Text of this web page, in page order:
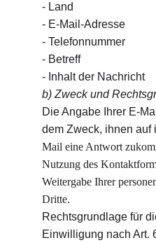
- Land
- E-Mail-Adresse
- Telefonnummer
- Betreff
- Inhalt der Nachricht
b) Zweck und
Die Angabe Ihrer E-
dem Zweck, ihnen auf
Mail eine Antwort
Nutzung des
Weitergabe Ihrer
Dritte.
Rechtsgrundlage für
Einwilligung nach Art.